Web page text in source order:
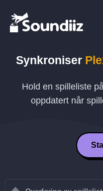
Synkroniser
Hold en spilleliste
oppdatert når